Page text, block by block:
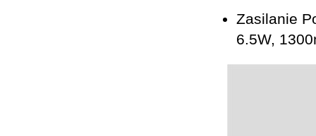
Zasilanie
6.5W,